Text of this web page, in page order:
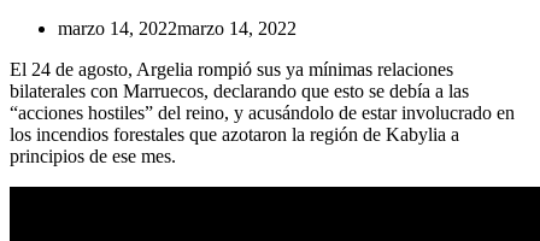
marzo 14, 2022marzo 14, 2022
El 24 de agosto, Argelia rompió sus ya mínimas relaciones
bilaterales con Marruecos, declarando que esto se debía a las
“acciones hostiles” del reino, y acusándolo de estar involucrado en
los incendios forestales que azotaron la región de Kabylia a
principios de ese mes.